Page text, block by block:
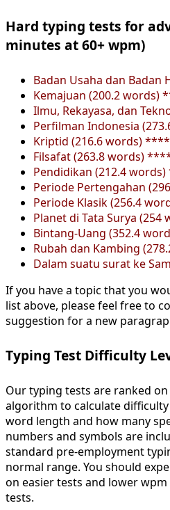
Hard typing tests for
minutes at 60+ wpm)
Badan Usaha dan
Kemajuan (200.2 words)
Ilmu, Rekayasa, dan
Perfilman Indonesia
Kriptid (216.6 words) ****
Filsafat (263.8 words)
Pendidikan (212.4
Periode Pertengahan
Periode Klasik (256.4
Planet di Tata Surya
Bintang-Uang (352.4
Rubah dan Kambing
Dalam suatu surat ke
If you have a topic that you
list above, please feel free to
suggestion for a new
Typing Test Difficulty
Our typing tests are ranked
algorithm to calculate
word length and how many
numbers and symbols are
standard pre-employment
normal range. You should
on easier tests and lower
tests.